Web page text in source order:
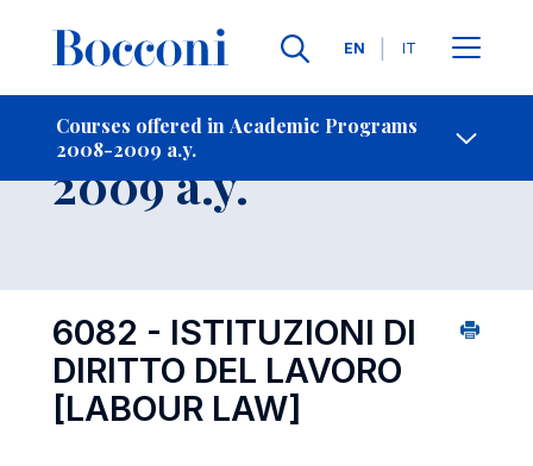
Languages
EN IT
Courses offered in Academic Programs
2008-2009 a.y.
- Contact Us
Course 2008-
2009 a.y.
6082 - ISTITUZIONI DI
DIRITTO DEL LAVORO
[LABOUR LAW]